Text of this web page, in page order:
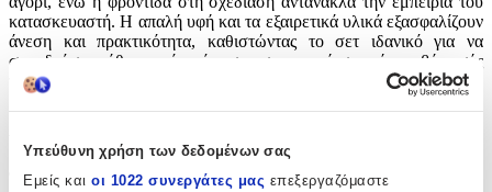
Υπεύθυνη χρήση των δεδομένων σας
Εμείς και οι 1022 συνεργάτες μας επεξεργαζόμαστε
κατασκευαστή. Η απαλή υφή και τα εξαιρετικά υλικά εξασφαλίζουν
άνεση και πρακτικότητα, καθιστώντας το σετ ιδανικό για να
συνοδεύσει κάθε μικρό αγόρι στη σημαντική στιγμή της βάπτισής
του.
Φύλο: